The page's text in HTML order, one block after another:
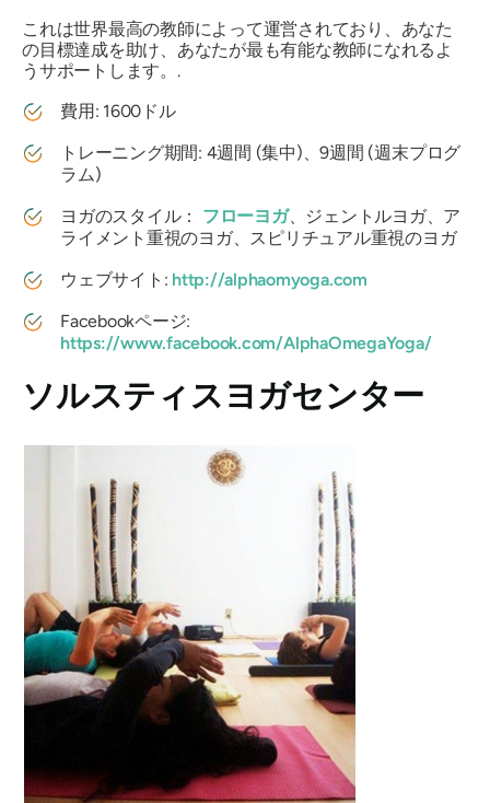
これは世界最高の教師によって運営されており、あなた
の目標達成を助け、あなたが最も有能な教師になれるよ
うサポートします。.
費用: 1600ドル
トレーニング期間: 4週間 (集中)、9週間 (週末プログ
ラム)
ヨガのスタイル： フローヨガ、ジェントルヨガ、ア
ライメント重視のヨガ、スピリチュアル重視のヨガ
ウェブサイト: http://alphaomyoga.com
Facebookページ:
https://www.facebook.com/AlphaOmegaYoga/
ソルスティスヨガセンター